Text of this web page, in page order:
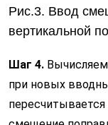
Рис.3. Ввод
вертикальной
Шаг 4.
при новых
пересчитывается